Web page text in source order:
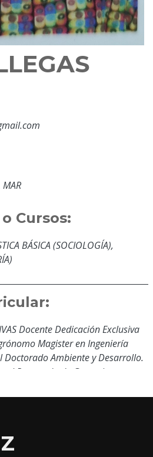
MAR
Cursos:
BÁSICA (SOCIOLOGÍA),
Docente Dedicación Exclusiva
Magister en Ingeniería
Ambiente y Desarrollo.
el Postgrado de Gerencia
en Congresos y/o